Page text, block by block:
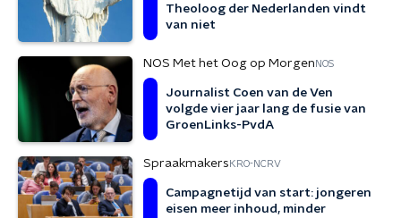
Theoloog der Nederlanden vindt
van niet
NOS Met het Oog op Morgen NOS
Journalist Coen van de Ven
volgde vier jaar lang de fusie van
GroenLinks-PvdA
Spraakmakers KRO-NCRV
Campagnetijd van start: jongeren
eisen meer inhoud, minder